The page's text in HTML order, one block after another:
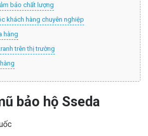
bảo chất lượng
khách hàng chuyên nghiệp
hàng
trên thị trường
bảo hộ Sseda